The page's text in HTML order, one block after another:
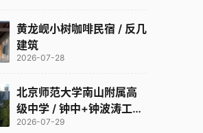
黄龙岘小树咖啡民宿 / 反几
建筑
2026-07-28
北京师范大学南山附属高
级中学 / 钟中+钟波涛工作
室
2026-07-29